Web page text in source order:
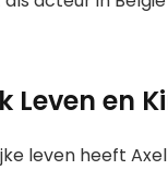
Leven en
leven heeft